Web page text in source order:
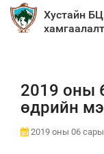
Хустайн
2019 оны
өдрийн
2019 оны 06